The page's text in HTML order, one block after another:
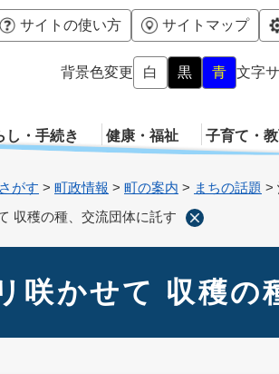
メニューを
サイトの使い方 サイトマップ
背景色変更 白 黒 青 文字
し・手続き 健康・福祉 子育て・
がす > 町政情報 > 町の案内 > まちの話題 >
収穫の種、交流団体に託す
咲かせて 収穫の